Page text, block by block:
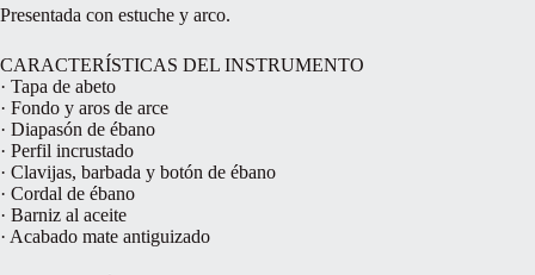
Presentada con estuche y arco.
CARACTERÍSTICAS DEL INSTRUMENTO
· Tapa de abeto
· Fondo y aros de arce
· Diapasón de ébano
· Perfil incrustado
· Clavijas, barbada y botón de ébano
· Cordal de ébano
· Barniz al aceite
· Acabado mate antiguizado